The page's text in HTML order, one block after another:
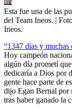
Esta fue una de las
del Team Ineos. |
Ineos.
“1347 días y muchas
Hoy campeón
algún día prometí
dedicaría a Dios por
gente hace parte de
dijo Egan Bernal por
tras haber ganado la